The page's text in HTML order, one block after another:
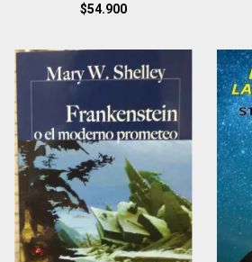
$54.900